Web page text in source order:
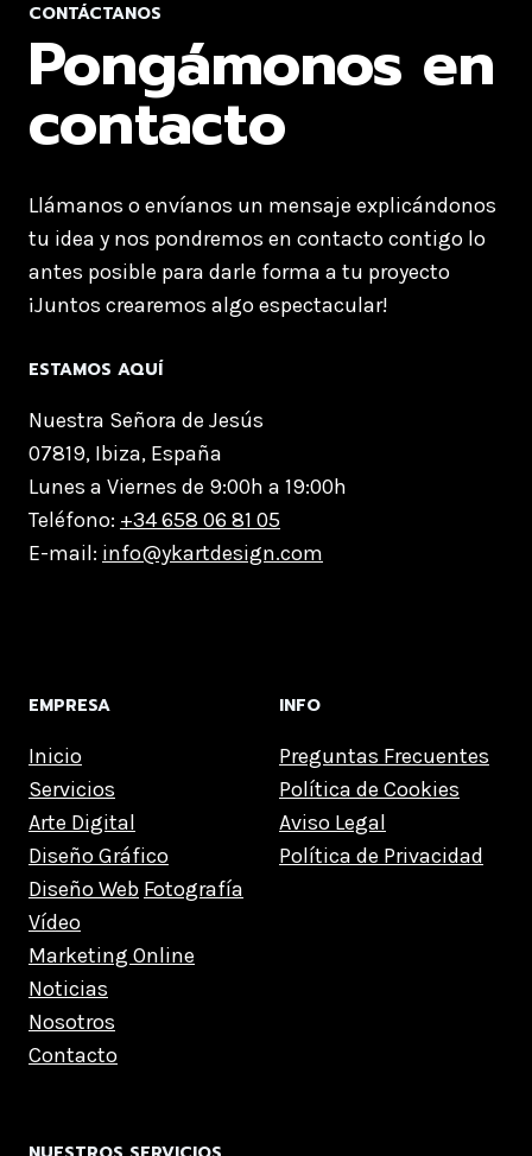
CONTÁCTANOS
Pongámonos en
contacto
Llámanos o envíanos un mensaje explicándonos
tu idea y nos pondremos en contacto contigo lo
antes posible para darle forma a tu proyecto
¡Juntos crearemos algo espectacular!
ESTAMOS AQUÍ
Nuestra Señora de Jesús
07819, Ibiza, España
Lunes a Viernes de 9:00h a 19:00h
Teléfono: +34 658 06 81 05
E-mail: info@ykartdesign.com
EMPRESA
Inicio
Servicios
Arte Digital
Diseño Gráfico
Diseño Web Fotografía
Vídeo
Marketing Online
Noticias
Nosotros
Contacto
INFO
Preguntas Frecuentes
Política de Cookies
Aviso Legal
Política de Privacidad